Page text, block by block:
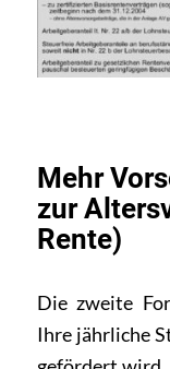
Mehr
zur
Rente)
Die zweite
Ihre jährliche